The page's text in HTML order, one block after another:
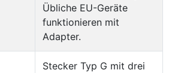
Übliche EU-Geräte
funktionieren mit
Adapter.
Stecker Typ G mit drei